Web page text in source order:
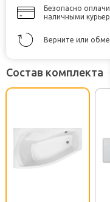
Безопасно
наличными
Верните или
Состав комплекта